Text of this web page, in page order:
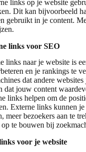
links op je website
Dit kan bijvoorbeeld
gebruikt in je content.
links voor SEO
links naar je website is
en je rankings te
dat andere websites
dat jouw content
links helpen om de
Externe links kunnen
meer bezoekers aan te
te bouwen bij
voor je website